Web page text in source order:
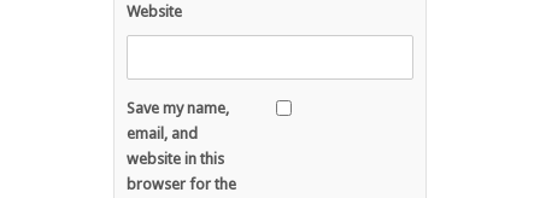
Website
Save my name,
email, and
website in this
browser for the